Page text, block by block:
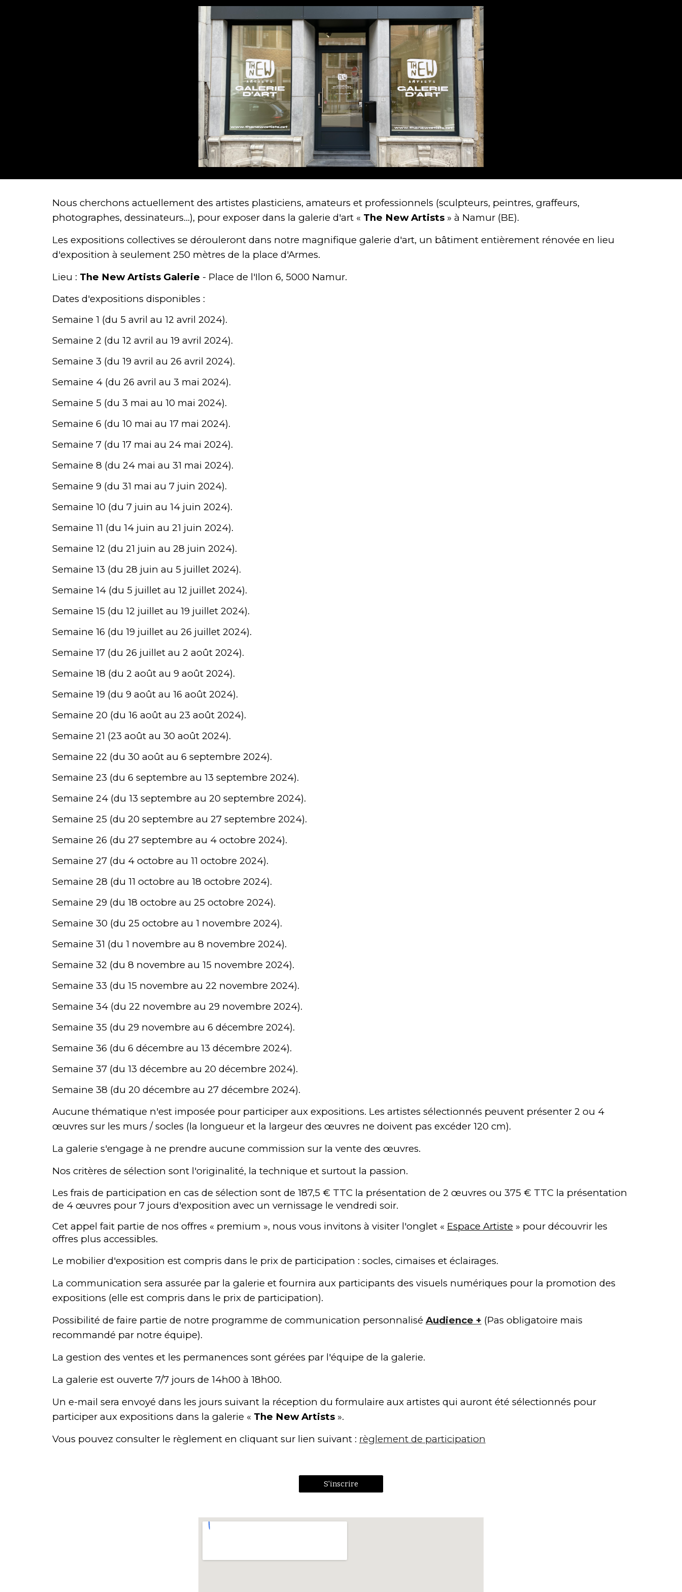
Nous cherchons actuellement des artistes plasticiens, amateurs et professionnels (sculpteurs, peintres, graffeurs,
photographes, dessinateurs...), pour exposer dans la galerie d'art« The New Artists» à Namur(BE).
Les expositions collectives se déroulerontdans notre magnifique galerie d'art, un bâtiment entièrement rénovée en lieu
d'exposition à seulement 250 mètres de la place d'Armes.
Lieu : The New Artists Galerie - Place de l'Ilon 6, 5000 Namur.
Dates d'expositions disponibles :
Semaine 1 (du 5 avril au 12 avril 2024).
Semaine 2 (du 12 avril au 19 avril 2024).
Semaine 3 (du 19 avril au 26 avril 2024).
Semaine 4 (du 26 avril au 3 mai 2024).
Semaine 5 (du 3 mai au 10 mai 2024).
Semaine 6 (du 10 mai au 17 mai 2024).
Semaine 7 (du 17 mai au 24 mai 2024).
Semaine 8 (du 24 mai au 31 mai 2024).
Semaine 9 (du 31 mai au 7 juin 2024).
Semaine 10 (du 7 juin au 14 juin 2024).
Semaine 11 (du 14 juin au 21 juin 2024).
Semaine 12 (du 21 juin au 28 juin 2024).
Semaine 13 (du 28 juin au 5 juillet 2024).
Semaine 14 (du 5 juillet au 12 juillet 2024).
Semaine 15 (du 12 juillet au 19 juillet 2024).
Semaine 16 (du 19 juillet au 26 juillet 2024).
Semaine 17 (du 26 juillet au 2 août 2024).
Semaine 18 (du 2 août au 9 août 2024).
Semaine 19 (du 9 août au 16 août 2024).
Semaine 20 (du 16 août au 23 août 2024).
Semaine 21 (23 août au 30 août 2024).
Semaine 22 (du 30 août au 6 septembre 2024).
Semaine 23 (du 6 septembre au 13 septembre 2024).
Semaine 24 (du 13 septembre au 20 septembre 2024).
Semaine 25 (du 20 septembre au 27 septembre 2024).
Semaine 26 (du 27 septembre au 4 octobre 2024).
Semaine 27 (du 4 octobre au 11 octobre 2024).
Semaine 28 (du 11 octobre au 18 octobre 2024).
Semaine 29 (du 18 octobre au 25 octobre 2024).
Semaine 30 (du 25 octobre au 1 novembre 2024).
Semaine 31 (du 1 novembre au 8 novembre 2024).
Semaine 32 (du 8 novembre au 15 novembre 2024).
Semaine 33 (du 15 novembre au 22 novembre 2024).
Semaine 34 (du 22 novembre au 29 novembre 2024).
Semaine 35 (du 29 novembre au 6 décembre 2024).
Semaine 36 (du 6 décembre au 13 décembre 2024).
Semaine 37 (du 13 décembre au 20 décembre 2024).
Semaine 38 (du 20 décembre au 27 décembre 2024).
Aucune thématique n'est imposée pour participer aux expositions. Les artistes sélectionnés peuvent présenter 2 ou 4
œuvres sur les murs / socles (la longueur et la largeur des œuvres ne doivent pas excéder 120 cm).
La galerie s'engage à ne prendre aucune commission sur la vente des œuvres.
Nos critères de sélection sont l'originalité, la technique et surtout la passion.
Les frais de participation en cas de sélection sont de 187,5 € TTC la présentation de 2 œuvres ou 375 € TTC la présentation
de 4 œuvres pour 7jours d'exposition avec un vernissage le vendredi soir.
Cet appel fait partie de nos offres « premium », nous vous invitons à visiter l'onglet « Espace Artiste » pour découvrir les
offres plus accessibles.
Le mobilier d'exposition est compris dans le prix de participation : socles, cimaises et éclairages.
La communication sera assurée par la galerie et fournira aux participants des visuels numériques pour la promotion des
expositions (elle est compris dans le prix de participation).
Possibilité de faire partie de notre programme de communication personnalisé Audience + (Pas obligatoire mais
recommandé par notre équipe).
La gestion des ventes et les permanences sont gérées par l'équipe de la galerie.
La galerie est ouverte 7/7 jours de 14h00 à 18h00.
Un e-mail sera envoyé dans les jours suivant la réception du formulaire aux artistes qui auront été sélectionnés pour
participer auxexpositions dans la galerie « The New Artists».
Vous pouvez consulter le règlement en cliquant sur lien suivant : règlement de participation
S'inscrire